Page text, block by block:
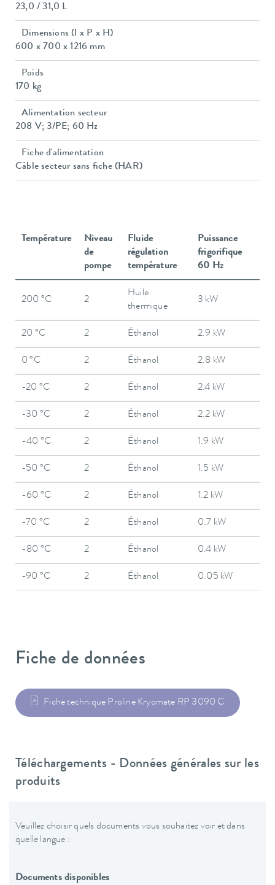
23,0 / 31,0 L
Dimensions (l x P x H)
600 x 700 x 1216 mm
Poids
170 kg
Alimentation secteur
208 V; 3/PE; 60 Hz
Fiche d'alimentation
Câble secteur sans fiche (HAR)
Température
Niveau
de
pompe
Fluide
régulation
température
Puissance
frigorifique
60 Hz
200 °C 2
Huile
thermique
3 kW
20 °C 2 Éthanol 2.9 kW
0 °C 2 Éthanol 2.8 kW
-20 °C 2 Éthanol 2.4 kW
-30 °C 2 Éthanol 2.2 kW
-40 °C 2 Éthanol 1.9 kW
-50 °C 2 Éthanol 1.5 kW
-60 °C 2 Éthanol 1.2 kW
-70 °C 2 Éthanol 0.7 kW
-80 °C 2 Éthanol 0.4 kW
-90 °C 2 Éthanol 0.05 kW
Fiche de données
Fiche technique Proline Kryomate RP 3090 C
Téléchargements - Données générales sur les
produits
Veuillez choisir quels documents vous souhaitez voir et dans
quelle langue :
Documents disponibles